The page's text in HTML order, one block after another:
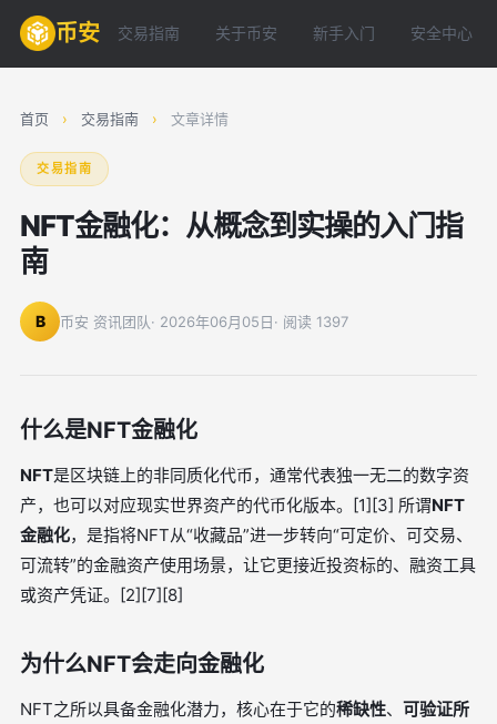
币安 交易指南 关于币安 新手入门 安全中心
首页 › 交易指南 › 文章详情
交易指南
NFT金融化：从概念到实操的入门指
南
B 币安 资讯团队· 2026年06月05日· 阅读 1397
什么是NFT金融化
NFT是区块链上的非同质化代币，通常代表独一无二的数字资
产，也可以对应现实世界资产的代币化版本。[1][3] 所谓NFT
金融化，是指将NFT从“收藏品”进一步转向“可定价、可交易、
可流转”的金融资产使用场景，让它更接近投资标的、融资工具
或资产凭证。[2][7][8]
为什么NFT会走向金融化
NFT之所以具备金融化潜力，核心在于它的稀缺性、 可验证所